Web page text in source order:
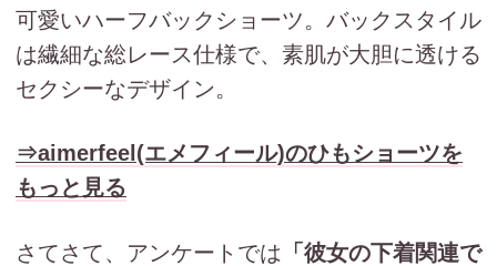
可愛いハーフバックショーツ。バックスタイル
は繊細な総レース仕様で、素肌が大胆に透ける
セクシーなデザイン。
⇒aimerfeel(エメフィール)のひもショーツを
もっと見る
さてさて、アンケートでは 「彼女の下着関連で